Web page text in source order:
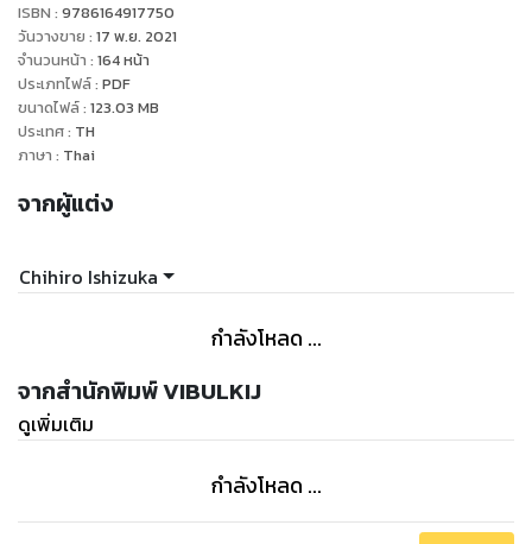
ISBN : 9786164917750
วันวางขาย : 17 พ.ย. 2021
จำนวนหน้า : 164หน้า
ประเภทไฟล์: PDF
ขนาดไฟล์: 123.03 MB
ประเทศ: TH
ภาษา : Thai
จากผู้แต่ง
Chihiro Ishizuka
กำลังโหลด ...
จากสำนักพิมพ์ VIBULKIJ
ดูเพิ่มเติม
กำลังโหลด ...